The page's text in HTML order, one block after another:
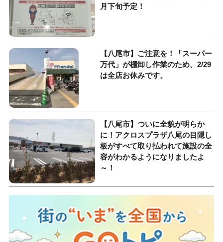
月下旬予定！
【八尾市】ご注意を！「スーパー
万代」が棚卸し作業のため、2/29
は全店お休みです。
【八尾市】ついに全貌が明らか
に！アクロスプラザ八尾の目隠し
板がすべて取り払われて施設の全
容がわかるようになりましたよ
～！